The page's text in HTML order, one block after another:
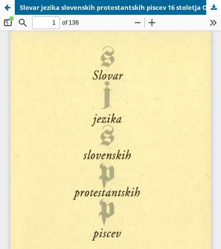
Slovar jezika slovenskih protestantskih piscev 16 stoletja OMP.pdf